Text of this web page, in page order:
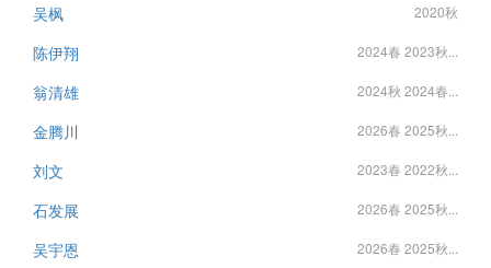
吴枫 2020秋
陈伊翔 2024春 2023秋...
翁清雄 2024秋 2024春...
金腾川 2026春 2025秋...
刘文 2023春 2022秋...
石发展 2026春 2025秋...
吴宇恩 2026春 2025秋...